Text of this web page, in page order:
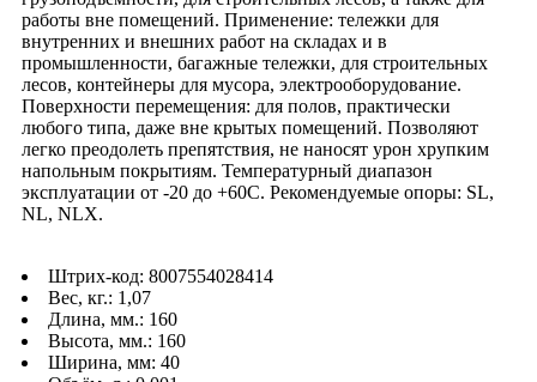
работы вне помещений. Применение: тележки для
внутренних и внешних работ на складах и в
промышленности, багажные тележки, для строительных
лесов, контейнеры для мусора, электрооборудование.
Поверхности перемещения: для полов, практически
любого типа, даже вне крытых помещений. Позволяют
легко преодолеть препятствия, не наносят урон хрупким
напольным покрытиям. Температурный диапазон
эксплуатации от -20 до +60С. Рекомендуемые опоры: SL,
NL, NLX.
Штрих-код: 8007554028414
Вес, кг.: 1,07
Длина, мм.: 160
Высота, мм.: 160
Ширина, мм: 40